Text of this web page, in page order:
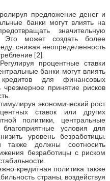
предложение денег и
банки могут влиять на
значительную
может создать более
снижая неопределенность
[2].
процентные ставки
банки могут влиять
для финансовых
принятие рисков
экономический рост
ставок или других
политики, центральные
условия для
уровень безработицы.
также должны соотносить
безработицы с риском
кредитная политика также
страны, воздействуя